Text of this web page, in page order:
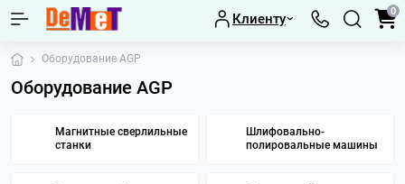
Клиенту 0
Оборудование AGP
Оборудование AGP
Магнитные сверлильные
станки
Шлифовально-
полировальные машины